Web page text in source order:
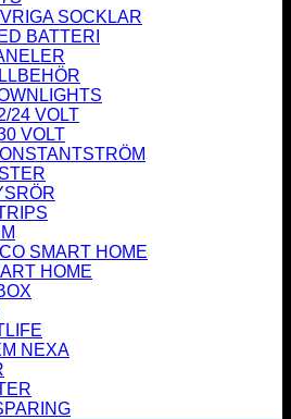
SOCKLAR
BATTERI
24 VOLT
VOLT
SMART HOME
HOME
NEXA